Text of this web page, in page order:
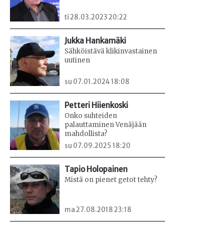
ti 28.03.2023 20:22
Jukka Hankamäki
Sähköistävä klikinvastainen
uutinen
su 07.01.2024 18:08
Petteri Hiienkoski
Onko suhteiden
palauttaminen Venäjään
mahdollista?
su 07.09.2025 18:20
Tapio Holopainen
Mistä on pienet getot tehty?
ma 27.08.2018 23:18